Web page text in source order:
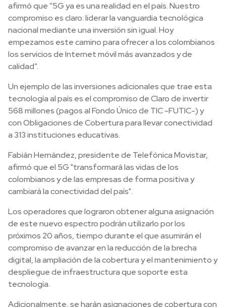
afirmó que “5G ya es una realidad en el país. Nuestro
compromiso es claro: liderar la vanguardia tecnológica
nacional mediante una inversión sin igual. Hoy
empezamos este camino para ofrecer a los colombianos
los servicios de Internet móvil más avanzados y de
calidad”.
Un ejemplo de las inversiones adicionales que trae esta
tecnología al país es el compromiso de Claro de invertir
568 millones (pagos al Fondo Único de TIC -FUTIC-) y
con Obligaciones de Cobertura para llevar conectividad
a 313 instituciones educativas.
Fabián Hernández, presidente de Telefónica Movistar,
afirmó que el 5G "transformará las vidas de los
colombianos y de las empresas de forma positiva y
cambiará la conectividad del país".
Los operadores que lograron obtener alguna asignación
de este nuevo espectro podrán utilizarlo por los
próximos 20 años, tiempo durante el que asumirán el
compromiso de avanzar en la reducción de la brecha
digital, la ampliación de la cobertura y el mantenimiento y
despliegue de infraestructura que soporte esta
tecnología.
Adicionalmente, se harán asignaciones de cobertura con